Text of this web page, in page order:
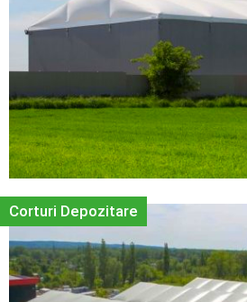
Corturi Depozitare